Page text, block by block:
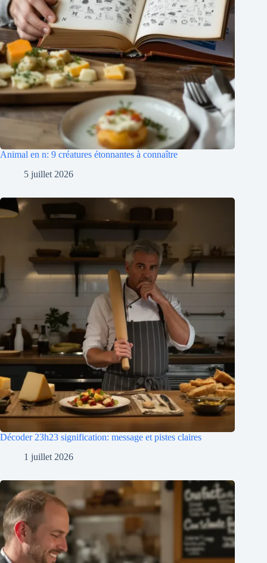
Animal en n: 9 créatures étonnantes à connaître
5 juillet 2026
Décoder 23h23 signification: message et pistes claires
1 juillet 2026